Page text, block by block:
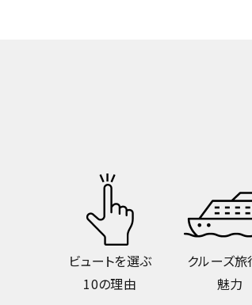
ビュートを選ぶ
10の理由
クルーズ
魅力